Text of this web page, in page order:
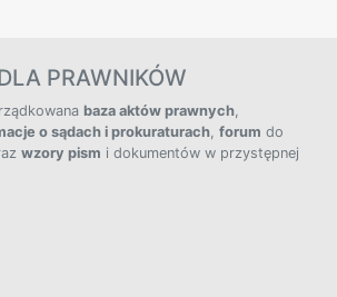
PRAWNIKÓW
baza aktów prawnych,
o sądach i prokuraturach, forum do
wzory pism i dokumentów w przystępnej